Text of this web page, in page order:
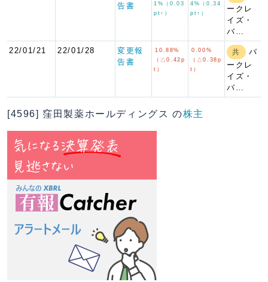
告書
1%（0.03
pt↑）
4%（0.34
pt↑）
ークレ
イズ・
バ…
22/01/21 22/01/28
変更報
告書
10.88%
（△0.42p
t）
0.00%
（△0.38p
t）
共
バ
ークレ
イズ・
バ…
[4596] 窪田製薬ホールディングス の株主